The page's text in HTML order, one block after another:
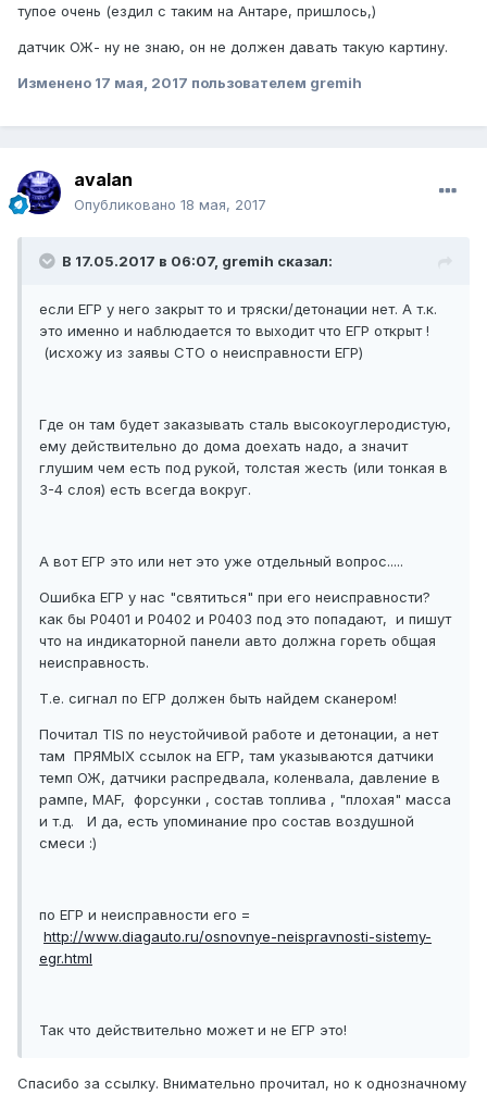
тупое очень (ездил с таким на Антаре, пришлось,)
датчик ОЖ- ну не знаю, он не должен давать такую картину.
Изменено 17 мая, 2017 пользователем gremih
avalan
Опубликовано 18 мая, 2017
В 17.05.2017 в 06:07, gremih сказал:
если ЕГР у него закрыт то и тряски/детонации нет. А т.к.
это именно и наблюдается то выходит что ЕГР открыт !
(исхожу из заявы СТО о неисправности ЕГР)
Где он там будет заказывать сталь высокоуглеродистую,
ему действительно до дома доехать надо, а значит
глушим чем есть под рукой, толстая жесть (или тонкая в
3-4 слоя) есть всегда вокруг.
А вот ЕГР это или нет это уже отдельный вопрос.....
Ошибка ЕГР у нас "святиться" при его неисправности?
как бы Р0401 и Р0402 и Р0403 под это попадают, и пишут
что на индикаторной панели авто должна гореть общая
неисправность.
Т.е. сигнал по ЕГР должен быть найдем сканером!
Почитал TIS по неустойчивой работе и детонации, а нет
там ПРЯМЫХ ссылок на ЕГР, там указываются датчики
темп ОЖ, датчики распредвала, коленвала, давление в
рампе, MAF, форсунки , состав топлива , "плохая" масса
и т.д. И да, есть упоминание про состав воздушной
смеси :)
по ЕГР и неисправности его =
http://www.diagauto.ru/osnovnye-neispravnosti-sistemy-
egr.html
Так что действительно может и не ЕГР это!
Спасибо за ссылку. Внимательно прочитал, но к однозначному